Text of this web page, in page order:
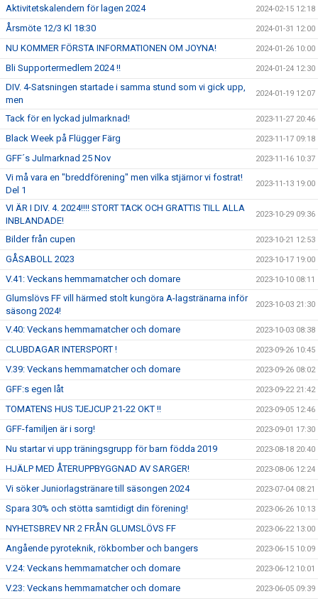
Aktivitetskalendern för lagen 2024 2024-02-15 12:18
Årsmöte 12/3 Kl 18:30 2024-01-31 12:00
NU KOMMER FÖRSTA INFORMATIONEN OM JOYNA! 2024-01-26 10:00
Bli Supportermedlem 2024 !! 2024-01-24 12:30
DIV. 4-Satsningen startade i samma stund som vi gick upp,
men
2024-01-19 12:07
Tack för en lyckad julmarknad! 2023-11-27 20:46
Black Week på Flügger Färg 2023-11-17 09:18
GFF´s Julmarknad 25 Nov 2023-11-16 10:37
Vi må vara en "breddförening" men vilka stjärnor vi fostrat!
Del 1
2023-11-13 19:00
VI ÄR I DIV. 4. 2024!!!! STORT TACK OCH GRATTIS TILL ALLA
INBLANDADE!
2023-10-29 09:36
Bilder från cupen 2023-10-21 12:53
GÅSABOLL 2023 2023-10-17 19:00
V.41: Veckans hemmamatcher och domare 2023-10-10 08:11
Glumslövs FF vill härmed stolt kungöra A-lagstränarna inför
säsong 2024!
2023-10-03 21:30
V.40: Veckans hemmamatcher och domare 2023-10-03 08:38
CLUBDAGAR INTERSPORT ! 2023-09-26 10:45
V.39: Veckans hemmamatcher och domare 2023-09-26 08:02
GFF:s egen låt 2023-09-22 21:42
TOMATENS HUS TJEJCUP 21-22 OKT !! 2023-09-05 12:46
GFF-familjen är i sorg! 2023-09-01 17:30
Nu startar vi upp träningsgrupp för barn födda 2019 2023-08-18 20:40
HJÄLP MED ÅTERUPPBYGGNAD AV SARGER! 2023-08-06 12:24
Vi söker Juniorlagstränare till säsongen 2024 2023-07-04 08:21
Spara 30% och stötta samtidigt din förening! 2023-06-26 10:13
NYHETSBREV NR 2 FRÅN GLUMSLÖVS FF 2023-06-22 13:00
Angående pyroteknik, rökbomber och bangers 2023-06-15 10:09
V.24: Veckans hemmamatcher och domare 2023-06-12 10:01
V.23: Veckans hemmamatcher och domare 2023-06-05 09:39